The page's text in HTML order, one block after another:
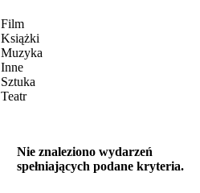
Film
Książki
Muzyka
Inne
Sztuka
Teatr
Nie znaleziono wydarzeń
spełniających podane kryteria.